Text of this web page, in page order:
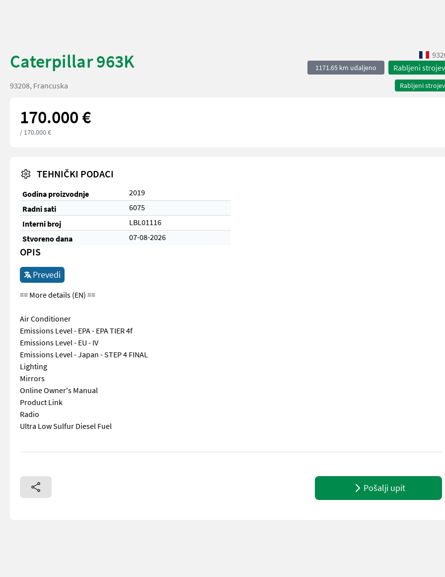
Caterpillar 963K 1171.65 km udaljeno Rabljeni
Rabljeni
93208, Francuska
170.000 €
/ 170.000 €
TEHNIČKI PODACI
Godina proizvodnje
2019
Radni sati
6075
Interni broj
LBL01116
Stvoreno dana
07-08-2026
OPIS
Prevedi
== More details (EN) ==
Air Conditioner
Emissions Level - EPA - EPA TIER 4f
Emissions Level - EU - IV
Emissions Level - Japan - STEP 4 FINAL
Lighting
Mirrors
Online Owner's Manual
Product Link
Radio
Ultra Low Sulfur Diesel Fuel
== More details (EN) == Air Conditioner Emissions Level - EPA - EPA TIER 4f Emissions Level - EU - IV Emissions Level - Japan -
Pošalji upit